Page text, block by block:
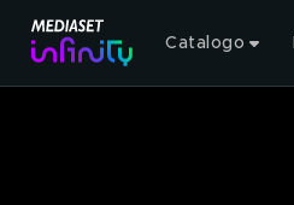
Catalogo